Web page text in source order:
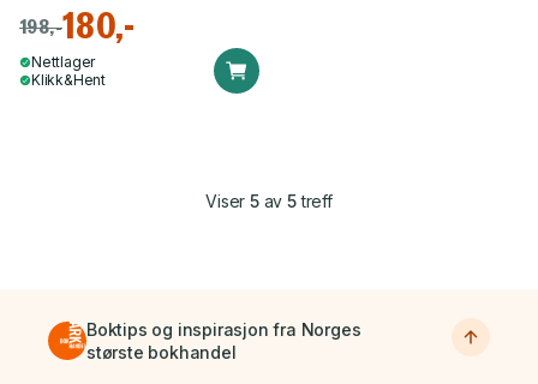
198,-180,-
Nettlager
Klikk&Hent
Viser5av 5treff
Boktips og inspirasjon fra Norges
største bokhandel